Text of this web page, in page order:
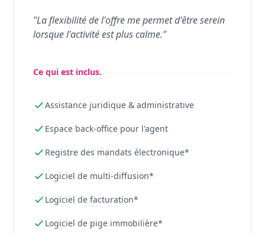
"La flexibilité de l'offre me permet d'être serein
lorsque l'activité est plus calme."
Ce qui est inclus.
Assistance juridique & administrative
Espace back-office pour l'agent
Registre des mandats électronique*
Logiciel de multi-diffusion*
Logiciel de facturation*
Logiciel de pige immobilière*